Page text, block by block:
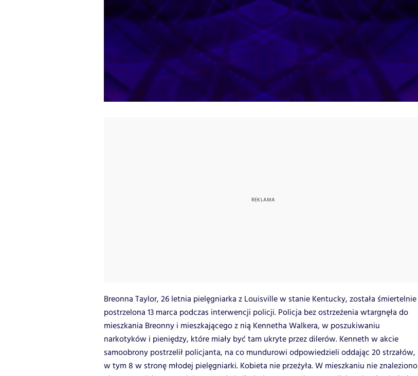
Breonna Taylor, 26 letnia pielęgniarka z Louisville w stanie Kentucky, została śmiertelnie
postrzelona 13 marca podczas interwencji policji. Policja bez ostrzeżenia wtargnęła do
mieszkania Breonny i mieszkającego z nią Kennetha Walkera, w poszukiwaniu
narkotyków i pieniędzy, które miały być tam ukryte przez dilerów. Kenneth w akcie
samoobrony postrzelił policjanta, na co mundurowi odpowiedzieli oddając 20 strzałów,
w tym 8 w stronę młodej pielęgniarki. Kobieta nie przeżyła. W mieszkaniu nie znaleziono